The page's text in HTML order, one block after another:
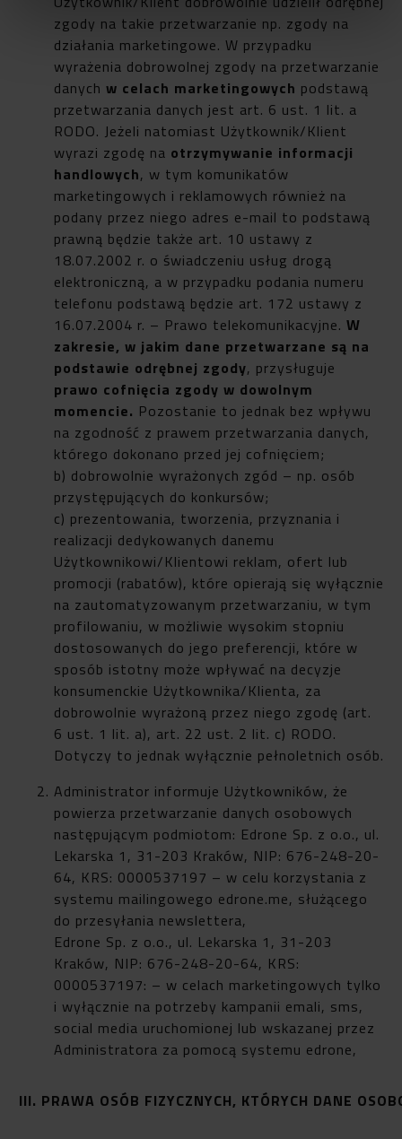
zgody na takie przetwarzanie np. zgody na
działania marketingowe. W przypadku
wyrażenia dobrowolnej zgody na przetwarzanie
danych w celach marketingowych podstawą
przetwarzania danych jest art. 6 ust. 1 lit. a
RODO. Jeżeli natomiast Użytkownik/Klient
wyrazi zgodę na otrzymywanie informacji
handlowych, w tym komunikatów
marketingowych i reklamowych również na
podany przez niego adres e-mail to podstawą
prawną będzie także art. 10 ustawy z
18.07.2002 r. o świadczeniu usług drogą
elektroniczną, a w przypadku podania numeru
telefonu podstawą będzie art. 172 ustawy z
16.07.2004 r. – Prawo telekomunikacyjne. W
zakresie, w jakim dane przetwarzane są na
podstawie odrębnej zgody, przysługuje
prawo cofnięcia zgody w dowolnym
momencie. Pozostanie to jednak bez wpływu
na zgodność z prawem przetwarzania danych,
którego dokonano przed jej cofnięciem;
b) dobrowolnie wyrażonych zgód – np. osób
przystępujących do konkursów;
c) prezentowania, tworzenia, przyznania i
realizacji dedykowanych danemu
Użytkownikowi/Klientowi reklam, ofert lub
promocji (rabatów), które opierają się wyłącznie
na zautomatyzowanym przetwarzaniu, w tym
profilowaniu, w możliwie wysokim stopniu
dostosowanych do jego preferencji, które w
sposób istotny może wpływać na decyzje
konsumenckie Użytkownika/Klienta, za
dobrowolnie wyrażoną przez niego zgodę (art.
6 ust. 1 lit. a), art. 22 ust. 2 lit. c) RODO.
Dotyczy to jednak wyłącznie pełnoletnich osób.
Administrator informuje Użytkowników, że
powierza przetwarzanie danych osobowych
następującym podmiotom: Edrone Sp. z o.o., ul.
Lekarska 1, 31-203 Kraków, NIP: 676-248-20-
64, KRS: 0000537197 – w celu korzystania z
systemu mailingowego edrone.me, służącego
do przesyłania newslettera,
Edrone Sp. z o.o., ul. Lekarska 1, 31-203
Kraków, NIP: 676-248-20-64, KRS:
0000537197: – w celach marketingowych tylko
i wyłącznie na potrzeby kampanii emali, sms,
social media uruchomionej lub wskazanej przez
Administratora za pomocą systemu edrone,
III. PRAWA OSÓB FIZYCZNYCH, KTÓRYCH DANE